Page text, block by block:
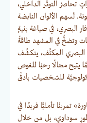
تحاصرُ التوتُّر الداخلي،
تُسهم الألوان النابضة
البصري، في صياغة بنيةٍ
وتضخُّ في المشهد طاقةً
المكثَّف، يتكشَّف
يتيح مجالًا رحبًا للغوص
للشخصيات بأدقِّ
تمرينًا تأمليًّا فريدًا في
سوداوي، بل من خلال